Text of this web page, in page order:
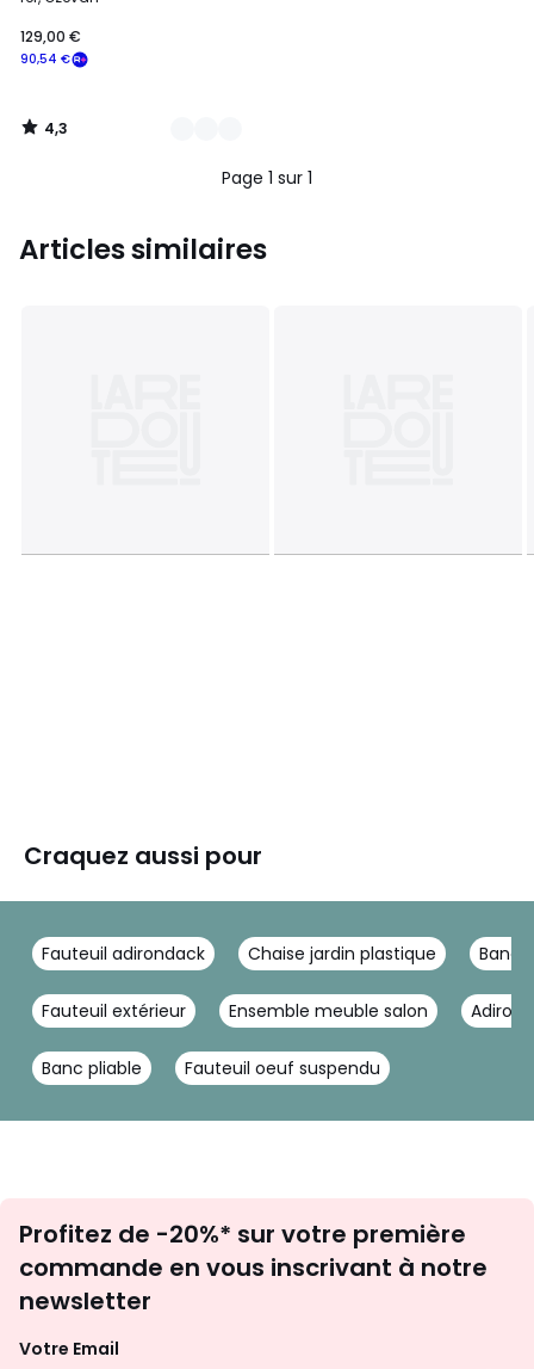
90,54 €
129,00 €
4,3
/
Page 1 sur 1
Articles similaires
Craquez aussi pour
Fauteuil adirondack Chaise jardin plastique Banc
Fauteuil extérieur Ensemble meuble salon
Banc pliable Fauteuil oeuf suspendu
newsletter
Profitez de -20%* sur votre première
commande en vous inscrivant à notre
newsletter
Votre Email